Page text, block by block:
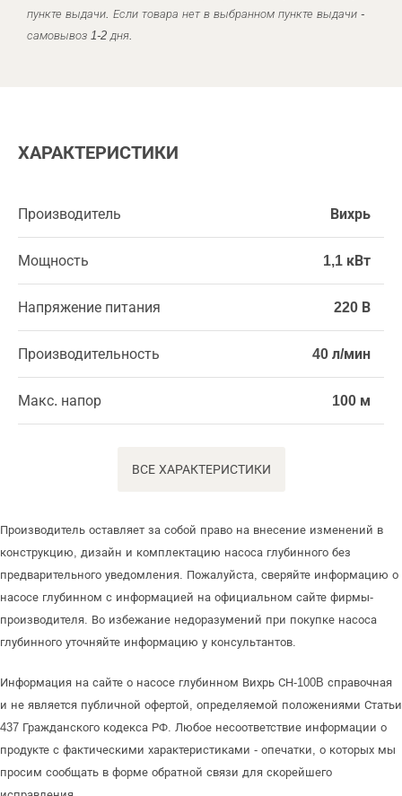
пункте выдачи. Если товара нет в выбранном пункте выдачи -
самовывоз 1-2 дня.
ХАРАКТЕРИСТИКИ
Производитель Вихрь
Мощность 1,1 кВт
Напряжение питания 220 В
Производительность 40 л/мин
Макс. напор 100 м
ВСЕ ХАРАКТЕРИСТИКИ
Производитель оставляет за собой право на внесение изменений в
конструкцию, дизайн и комплектацию насоса глубинного без
предварительного уведомления. Пожалуйста, сверяйте информацию о
насосе глубинном с информацией на официальном сайте фирмы-
производителя. Во избежание недоразумений при покупке насоса
глубинного уточняйте информацию у консультантов.
Информация на сайте о насосе глубинном Вихрь СН-100B справочная
и не является публичной офертой, определяемой положениями Статьи
437 Гражданского кодекса РФ. Любое несоответствие информации о
продукте с фактическими характеристиками - опечатки, о которых мы
просим сообщать в форме обратной связи для скорейшего